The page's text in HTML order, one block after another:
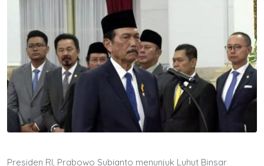
Presiden RI, Prabowo Subianto menunjuk Luhut Binsar